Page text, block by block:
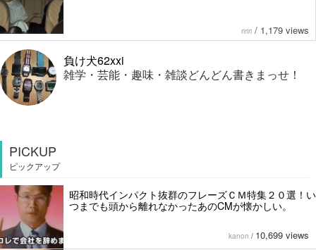
ririri / 1,179 views
負け犬62xxi
雑学・芸能・趣味・雑談どんどん書きまっせ！
PICKUP
ピックアップ
昭和時代インパクト抜群のフレーズＣＭ特集２０選！い
つまでも頭から離れなかったあのCMが懐かしい。
kanon / 10,699 views